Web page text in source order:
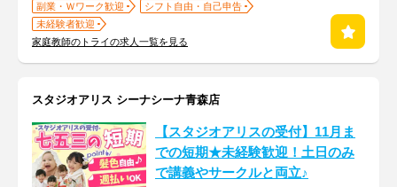
副業・Ｗワーク歓迎
シフト自由・自己申告
未経験者歓迎
家庭教師のトライの求人一覧を見る
スタジオアリス シーナシーナ青森店
【スタジオアリスの受付】11月ま
での短期★未経験歓迎！土日のみ
で講義やサークルと両立♪